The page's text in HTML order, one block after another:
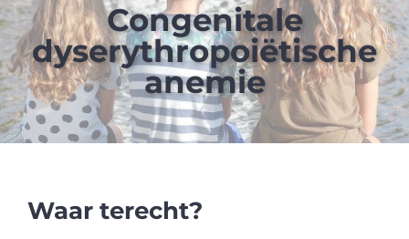
Congenitale
dyserythro­poiëtische
anemie
Waar terecht?